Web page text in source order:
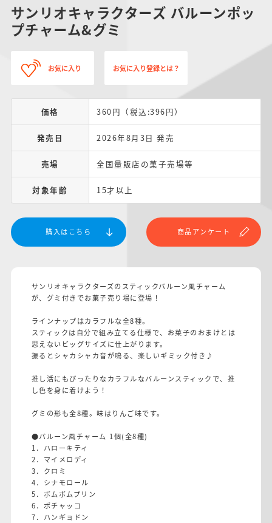
サンリオキャラクターズ バルーンポッ
プチャーム&グミ
お気に入り お気に入り登録とは？
価格 360円（税込:396円）
発売日 2026年8月3日 発売
売場 全国量販店の菓子売場等
対象年齢 15才以上
購入はこちら 商品アンケート
サンリオキャラクターズのスティックバルーン風チャーム
が、グミ付きでお菓子売り場に登場！
ラインナップはカラフルな全8種。
スティックは自分で組み立てる仕様で、お菓子のおまけとは
思えないビッグサイズに仕上がります。
振るとシャカシャカ音が鳴る、楽しいギミック付き♪
推し活にもぴったりなカラフルなバルーンスティックで、推
し色を身に着けよう！
グミの形も全8種。味はりんご味です。
●バルーン風チャーム 1個(全8種)
1．ハローキティ
2．マイメロディ
3．クロミ
4．シナモロール
5．ポムポムプリン
6．ポチャッコ
7．ハンギョドン